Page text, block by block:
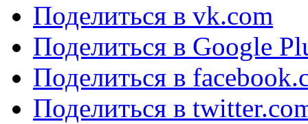
Поделиться в vk.com
Поделиться в Google
Поделиться в
Поделиться в